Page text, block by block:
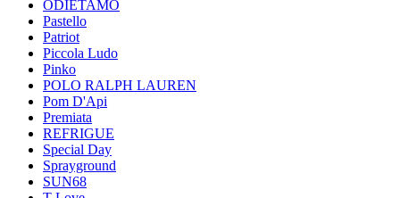
ODIETAMO
Pastello
Patriot
Piccola Ludo
Pinko
POLO RALPH LAUREN
Pom D'Api
Premiata
REFRIGUE
Special Day
Sprayground
SUN68